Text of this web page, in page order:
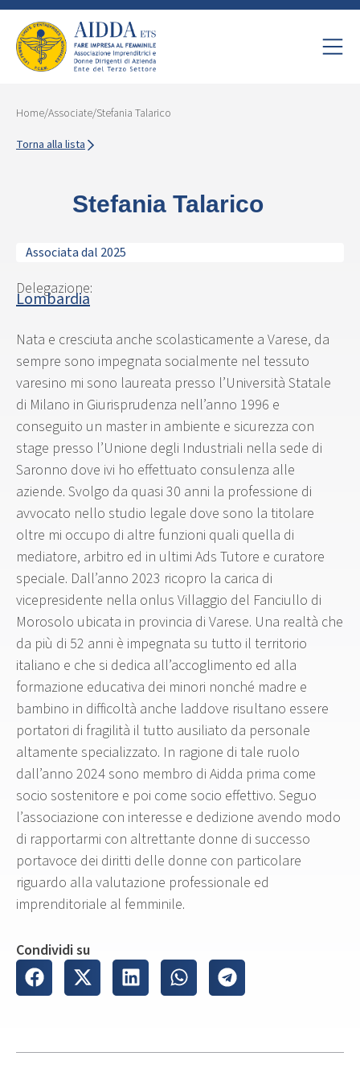
Home/Associate/Stefania Talarico
Torna alla lista
Stefania Talarico
Associata dal 2025
Delegazione:
Lombardia
Nata e cresciuta anche scolasticamente a Varese, da
sempre sono impegnata socialmente nel tessuto
varesino mi sono laureata presso l’Università Statale
di Milano in Giurisprudenza nell’anno 1996 e
conseguito un master in ambiente e sicurezza con
stage presso l’Unione degli Industriali nella sede di
Saronno dove ivi ho effettuato consulenza alle
aziende. Svolgo da quasi 30 anni la professione di
avvocato nello studio legale dove sono la titolare
oltre mi occupo di altre funzioni quali quella di
mediatore, arbitro ed in ultimi Ads Tutore e curatore
speciale. Dall’anno 2023 ricopro la carica di
vicepresidente nella onlus Villaggio del Fanciullo di
Morosolo ubicata in provincia di Varese. Una realtà che
da più di 52 anni è impegnata su tutto il territorio
italiano e che si dedica all’accoglimento ed alla
formazione educativa dei minori nonché madre e
bambino in difficoltà anche laddove risultano essere
portatori di fragilità il tutto ausiliato da personale
altamente specializzato. In ragione di tale ruolo
dall’anno 2024 sono membro di Aidda prima come
socio sostenitore e poi come socio effettivo. Seguo
l’associazione con interesse e dedizione avendo modo
di rapportarmi con altrettante donne di successo
portavoce dei diritti delle donne con particolare
riguardo alla valutazione professionale ed
imprenditoriale al femminile.
Condividi su